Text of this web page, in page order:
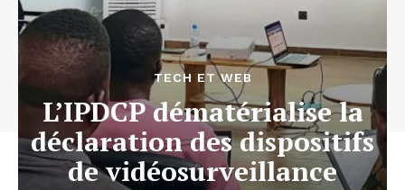
TECH ET WEB
L’IPDCP dématérialise la
déclaration des dispositifs
de vidéosurveillance